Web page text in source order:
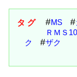
タグ MS
ＲＭＳ
ク
ザク